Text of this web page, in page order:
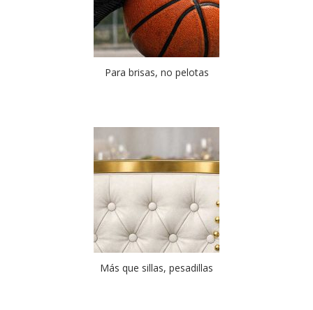
Para brisas, no pelotas
Más que sillas, pesadillas